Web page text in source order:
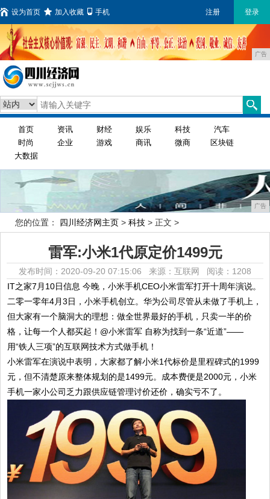
设为首页 加入收藏 手机 注册 登录
广告
首页 资讯 财经 娱乐 科技
汽车
时尚
企业 游戏 商讯 微商
区块链
大数据
广告
您的位置： 四川经济网主页 > 科技 > 正文 >
雷军:小米1代原定价1499元
发布时间：2020-09-20 07:15:06 来源：互联网 阅读：1208
IT之家7月10日信息 今晚，小米手机CEO小米雷军打开十周年演说。
二零一零年4月3日，小米手机创立。华为公司尽管从未做了手机上，
但大家有一个脑洞大的理想：做全世界最好的手机，只卖一半的价
格，让每一个人都买起！@小米雷军 自称为找到一条“近道”——
用“铁人三项”的互联网技术方式做手机！
小米雷军在演说中表明，大家都了解小米1代标价是里程碑式的1999
元，但不清楚原来整体规划的是1499元。成本费便是2000元，小米
手机一家小公司乏力跟供应链管理讨价还价，确实亏不了。